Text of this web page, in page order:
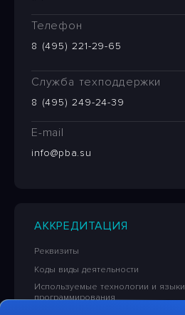
Телефон
8 (495) 221-29-65
Служба техподдержки
8 (495) 249-24-39
E-mail
info@pba.su
АККРЕДИТАЦИЯ
Реквизиты
Коды виды деятельности
Используемые технологии и языки
программирования